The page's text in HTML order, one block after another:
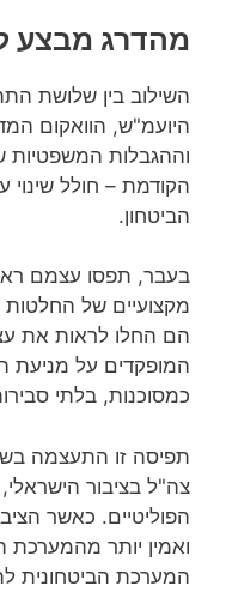
מהדרג מבצע
השילוב בין שלושת
היועמ"ש, הוואקום
וההגבלות
הקודמת – חולל שינוי
הביטחון.
בעבר, תפסו עצמם
מקצועיים של
הם החלו לראות את
המופקדים על מניעת
כמסוכנות, בלתי
תפיסה זו התעצמה
צה"ל בציבור
הפוליטיים. כאשר
ואמין יותר מהמערכת
המערכת הביטחונית